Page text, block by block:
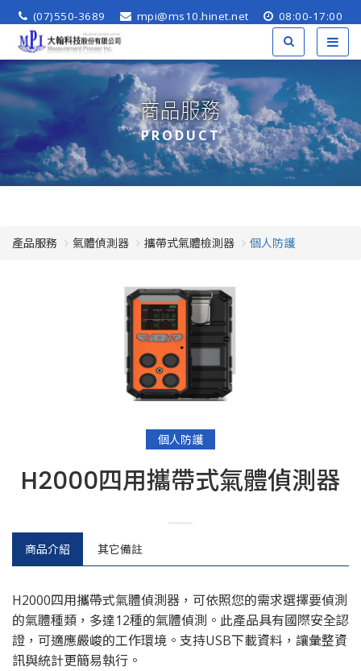
(07)550-3689 mpi@ms10.hinet.net 08:00-17:00
商品服務
PRODUCT
產品服務 氣體偵測器 攜帶式氣體檢測器 個人防護
個人防護
H2000四用攜帶式氣體偵測器
商品介紹 其它備註
H2000四用攜帶式氣體偵測器，可依照您的需求選擇要偵測
的氣體種類，多達12種的氣體偵測。此產品具有國際安全認
證，可適應嚴峻的工作環境。支持USB下載資料，讓彙整資
訊與統計更簡易執行。